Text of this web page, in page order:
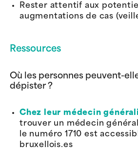
Rester attentif aux
augmentations de cas
Ressources
Où les personnes peuvent-
dépister ?
Chez leur médecin
trouver un médecin
le numéro 1710 est
bruxellois.es